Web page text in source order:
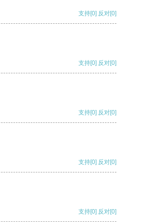
支持[0] 反对[0]
支持[0] 反对[0]
支持[0] 反对[0]
支持[0] 反对[0]
支持[0] 反对[0]